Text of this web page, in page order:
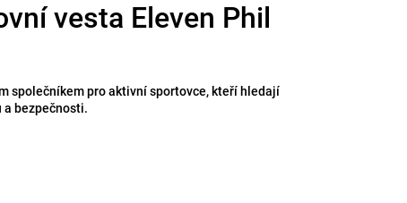
vesta Eleven Phil
společníkem pro aktivní sportovce, kteří hledají
a bezpečnosti.